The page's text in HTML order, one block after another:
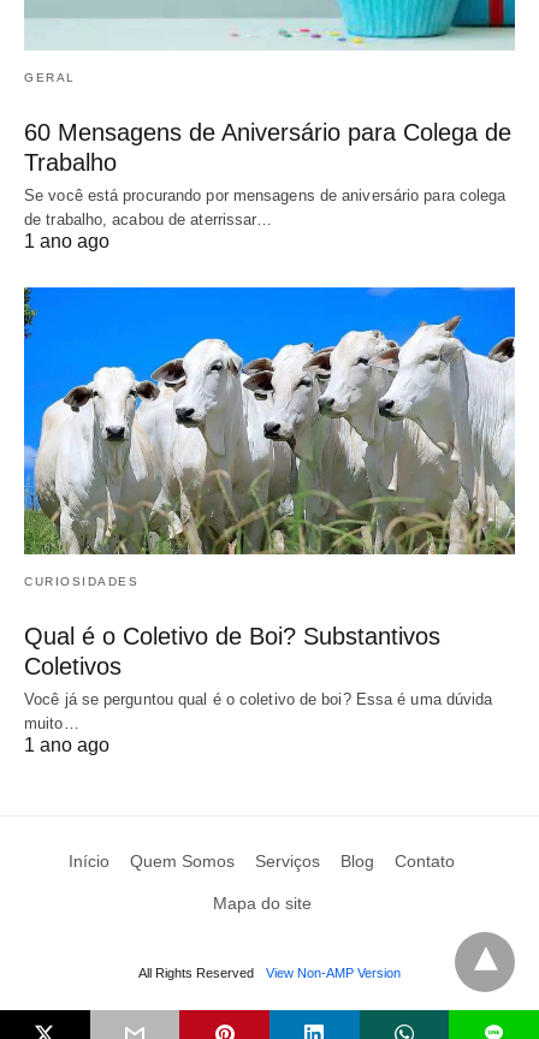
GERAL
60 Mensagens de Aniversário para Colega de
Trabalho
Se você está procurando por mensagens de aniversário para colega
de trabalho, acabou de aterrissar…
1 ano ago
CURIOSIDADES
Qual é o Coletivo de Boi? Substantivos
Coletivos
Você já se perguntou qual é o coletivo de boi? Essa é uma dúvida
muito…
1 ano ago
Início Quem Somos Serviços Blog Contato
Mapa do site
All Rights Reserved View Non-AMP Version
L